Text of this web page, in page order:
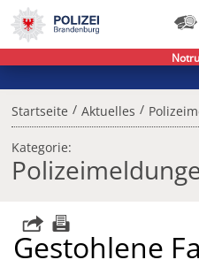
Startseite / Aktuelles /
Kategorie:
Gestohlene